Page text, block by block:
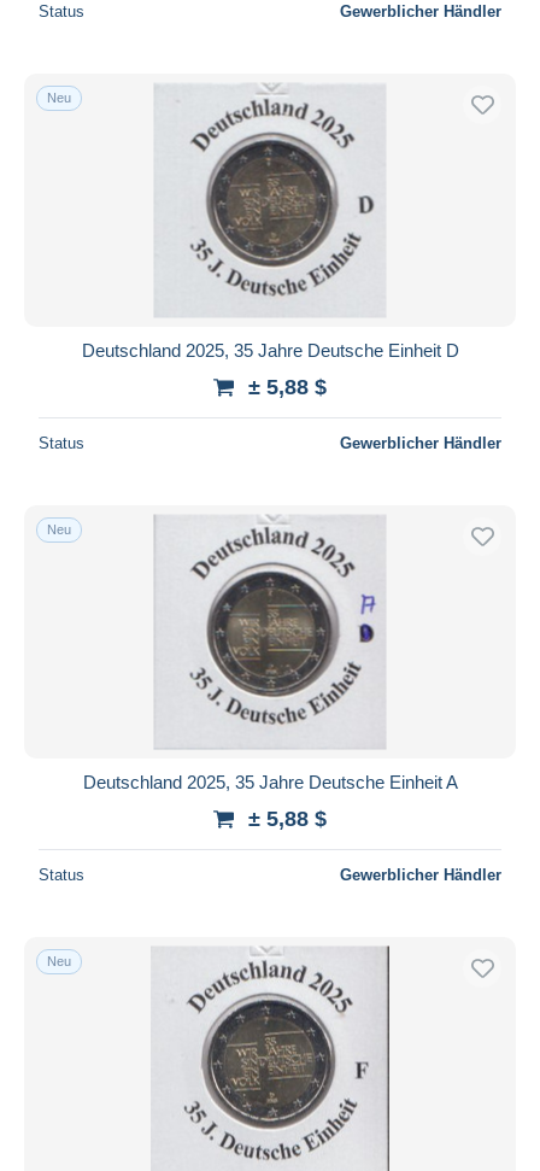
Status Gewerblicher Händler
Neu
Deutschland 2025, 35 Jahre Deutsche Einheit D
± 5,88 $
Status Gewerblicher Händler
Neu
Deutschland 2025, 35 Jahre Deutsche Einheit A
± 5,88 $
Status Gewerblicher Händler
Neu